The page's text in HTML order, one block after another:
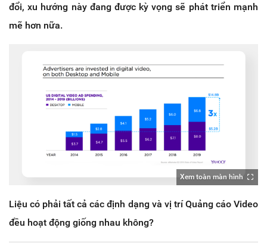
đổi, xu hướng này đang được kỳ vọng sẽ phát triển mạnh
mẽ hơn nữa.
Xem toàn màn hình
Liệu có phải tất cả các định dạng và vị trí Quảng cáo Video
đều hoạt động giống nhau không?